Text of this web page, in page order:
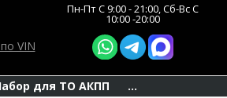
VIN
Пн-Пт C 9:00 - 21:00, Сб-Вс С
10:00 -20:00
для ТО АКПП ...